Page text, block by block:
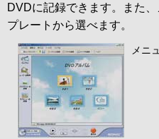
DVDに記録できます。また
プレートから選べます。
メニ